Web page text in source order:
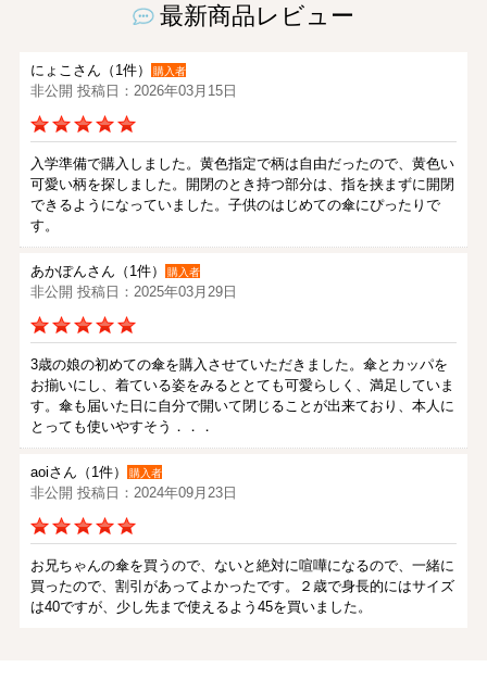
最新商品レビュー
にょこさん（1件） 購入者
非公開 投稿日：2026年03月15日
入学準備で購入しました。黄色指定で柄は自由だったので、黄色い
可愛い柄を探しました。開閉のとき持つ部分は、指を挟まずに開閉
できるようになっていました。子供のはじめての傘にぴったりで
す。
あかぽんさん（1件） 購入者
非公開 投稿日：2025年03月29日
3歳の娘の初めての傘を購入させていただきました。傘とカッパを
お揃いにし、着ている姿をみるととても可愛らしく、満足していま
す。傘も届いた日に自分で開いて閉じることが出来ており、本人に
とっても使いやすそう．．．
aoiさん（1件） 購入者
非公開 投稿日：2024年09月23日
お兄ちゃんの傘を買うので、ないと絶対に喧嘩になるので、一緒に
買ったので、割引があってよかったです。２歳で身長的にはサイズ
は40ですが、少し先まで使えるよう45を買いました。